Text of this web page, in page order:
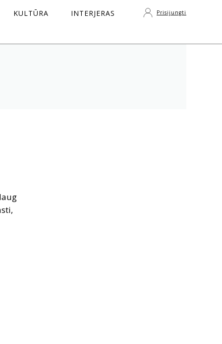
KULTŪRA
INTERJERAS
Prisijungti